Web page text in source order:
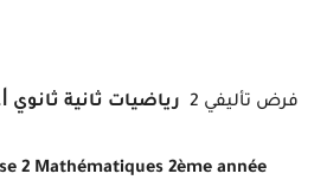
فرض تأليفي 2 رياضيات ثانية ثانوي
2 Mathématiques 2ème année